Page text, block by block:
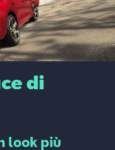
di
look più